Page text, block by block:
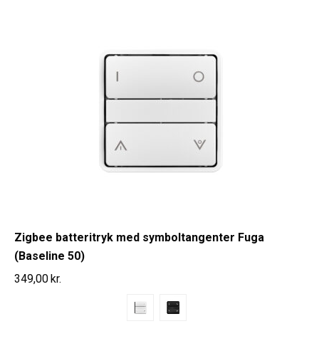
Zigbee batteritryk med symboltangenter Fuga
(Baseline 50)
349,00kr.